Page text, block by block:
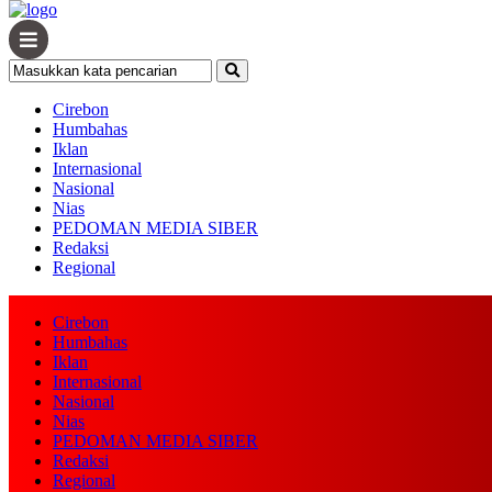
Cirebon
Humbahas
Iklan
Internasional
Nasional
Nias
PEDOMAN MEDIA SIBER
Redaksi
Regional
Cirebon
Humbahas
Iklan
Internasional
Nasional
Nias
PEDOMAN MEDIA SIBER
Redaksi
Regional
Home /Tulungagung
Kamis, 7 April 2022 - 21:59 WIB
Pemdes Ngrejo Salurkan BLT